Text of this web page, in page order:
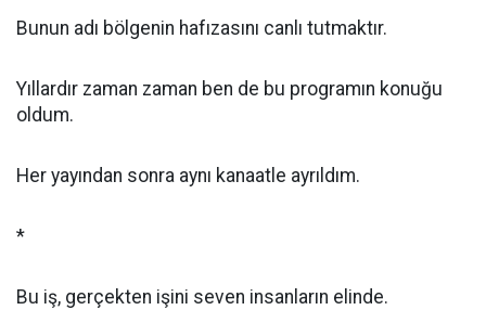
Bunun adı bölgenin hafızasını canlı tutmaktır.
Yıllardır zaman zaman ben de bu programın konuğu
oldum.
Her yayından sonra aynı kanaatle ayrıldım.
*
Bu iş, gerçekten işini seven insanların elinde.